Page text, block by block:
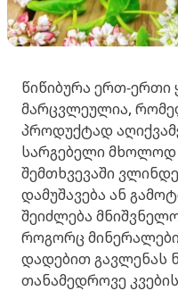
წიწიბურა ერთ-
მარცვლეულია,
პროდუქტად
სარგებელი მხოლოდ
შემთხვევაში
დამუშავება ან
შეიძლება
როგორც
დადებით გავლენას
თანამედროვე